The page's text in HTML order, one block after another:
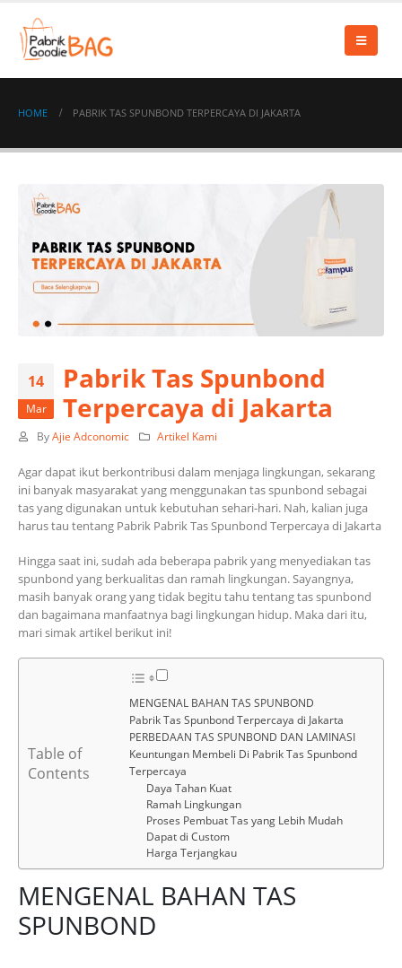
HOME PABRIK TAS SPUNBOND TERPERCAYA DI JAKARTA
14
Mar
Pabrik Tas Spunbond
Terpercaya di Jakarta
By Ajie Adconomic Artikel Kami
Agar dapat ikut berkontribusi dalam menjaga lingkungan, sekarang
ini banyak masyarakat yang menggunakan tas spunbond sebagai
tas yang digunakan untuk kebutuhan sehari-hari. Nah, kalian juga
harus tau tentang Pabrik Pabrik Tas Spunbond Terpercaya di Jakarta
Hingga saat ini, sudah ada beberapa pabrik yang menyediakan tas
spunbond yang berkualitas dan ramah lingkungan. Sayangnya,
masih banyak orang yang tidak begitu tahu tentang tas spunbond
dan bagaimana manfaatnya bagi lingkungan hidup. Maka dari itu,
mari simak artikel berikut ini!
Table of
Contents
MENGENAL BAHAN TAS SPUNBOND
Pabrik Tas Spunbond Terpercaya di Jakarta
PERBEDAAN TAS SPUNBOND DAN LAMINASI
Keuntungan Membeli Di Pabrik Tas Spunbond
Terpercaya
Daya Tahan Kuat
Ramah Lingkungan
Proses Pembuat Tas yang Lebih Mudah
Dapat di Custom
Harga Terjangkau
MENGENAL BAHAN TAS
SPUNBOND